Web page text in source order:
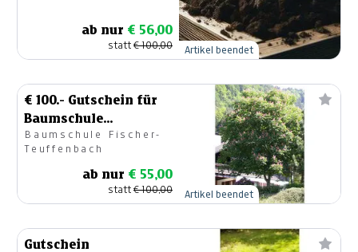
ab nur € 56,00
statt€ 100,00 Artikel beendet
€ 100.- Gutschein für
Baumschule
Teuffenbach
Baumschule Fischer-
Teuffenbach
ab nur € 55,00
statt€ 100,00 Artikel beendet
Gutschein